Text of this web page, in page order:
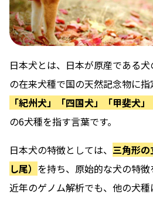
日本犬とは、日本が原産である
の在来犬種で国の天然記念物に
「紀州犬」「四国犬」「甲斐犬
の6犬種を指す言葉です。
日本犬の特徴としては、 三角形
し尾） を持ち、原始的な犬の特徴
近年のゲノム解析でも、他の犬